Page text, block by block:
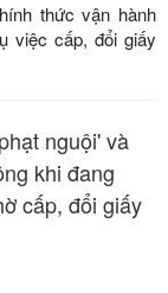
thức vận hành
việc cấp, đổi giấy
nguội' và
khi đang
cấp, đổi giấy